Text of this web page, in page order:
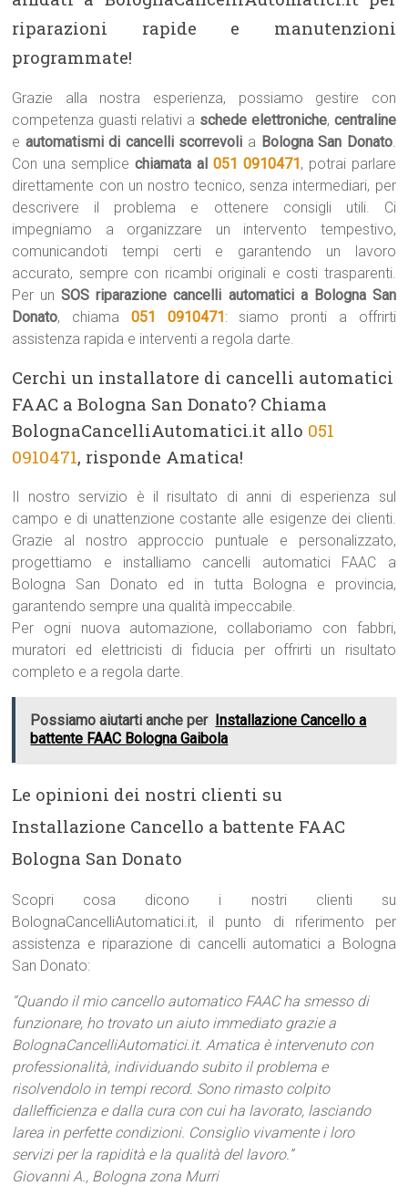
riparazioni rapide e manutenzioni
programmate!
Grazie alla nostra esperienza, possiamo gestire con
competenza guasti relativi a schede elettroniche, centraline
e automatismi di cancelli scorrevoli a Bologna San Donato.
Con una semplicechiamata al 051 0910471, potrai parlare
direttamente con un nostro tecnico, senza intermediari, per
descrivere il problema e ottenere consigli utili. Ci
impegniamo a organizzare un intervento tempestivo,
comunicandoti tempi certi e garantendo un lavoro
accurato, sempre con ricambi originali e costi trasparenti.
Per unSOS riparazione cancelli automatici a Bologna San
Donato, chiama 051 0910471: siamo pronti a offrirti
assistenza rapida e interventi a regola darte.
Cerchi un installatore di cancelli automatici
FAAC a Bologna San Donato? Chiama
BolognaCancelliAutomatici.it allo 051
0910471, risponde Amatica!
Il nostro servizio è il risultato di anni di esperienza sul
campo e di unattenzione costante alle esigenze dei clienti.
Grazie al nostro approccio puntuale e personalizzato,
progettiamo e installiamo cancelli automatici FAAC a
Bologna San Donato ed in tutta Bologna e provincia,
garantendo sempre una qualità impeccabile.
Per ogni nuova automazione, collaboriamo con fabbri,
muratori ed elettricisti di fiducia per offrirti un risultato
completo e a regola darte.
Possiamo aiutarti anche per Installazione Cancello a
battente FAAC Bologna Gaibola
Le opinioni dei nostri clienti su
Installazione Cancello a battente FAAC
Bologna San Donato
Scopri cosa dicono i nostri clienti su
BolognaCancelliAutomatici.it, il punto di riferimento per
assistenza e riparazione di cancelli automatici a Bologna
San Donato:
“Quando il mio cancello automatico FAAC ha smesso di
funzionare, ho trovato un aiuto immediato grazie a
BolognaCancelliAutomatici.it. Amatica è intervenuto con
professionalità, individuando subito il problema e
risolvendolo in tempi record. Sono rimasto colpito
dallefficienza e dalla cura con cui ha lavorato, lasciando
larea in perfette condizioni. Consiglio vivamente i loro
servizi per la rapidità e la qualità del lavoro.”
Giovanni A., Bologna zona Murri